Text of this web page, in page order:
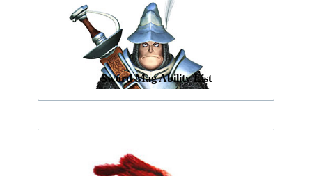
Sword Mag Ability List